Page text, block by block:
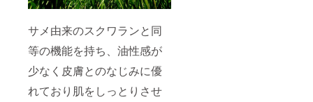
サメ由来のスクワランと同
等の機能を持ち、油性感が
少なく皮膚とのなじみに優
れており肌をしっとりさせ